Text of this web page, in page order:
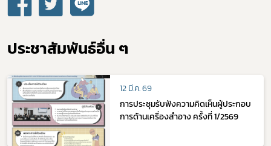
ประชาสัมพันธ์อื่น ๆ
12 มี.ค. 69
การประชุมรับฟังความคิดเห็นผู้ประกอบ
การด้านเครื่องสำอาง ครั้งที่ 1/2569